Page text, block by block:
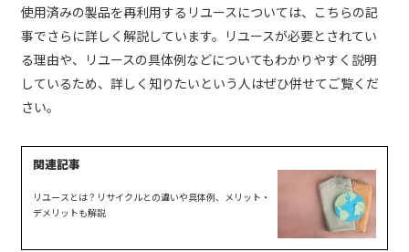
使用済みの製品を再利用するリユースについては、こちらの記
事でさらに詳しく解説しています。リユースが必要とされてい
る理由や、リユースの具体例などについてもわかりやすく説明
しているため、詳しく知りたいという人はぜひ併せてご覧くだ
さい。
リユースとは？リサイクルとの違いや具体例、メリット・
デメリットも解説